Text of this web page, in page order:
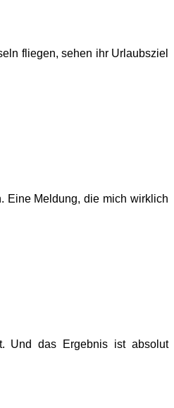
fliegen, sehen ihr Urlaubsziel
Eine Meldung, die mich wirklich
Und das Ergebnis ist absolut